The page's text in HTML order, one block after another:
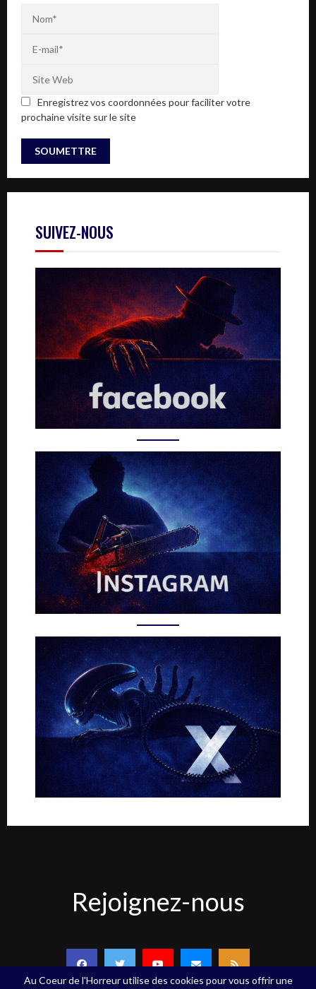
Enregistrez vos coordonnées pour faciliter votre
prochaine visite sur le site
SUIVEZ-NOUS
nous
Rejoignez-nous
Au Coeur de l'Horreur utilise des cookies pour vous offrir une